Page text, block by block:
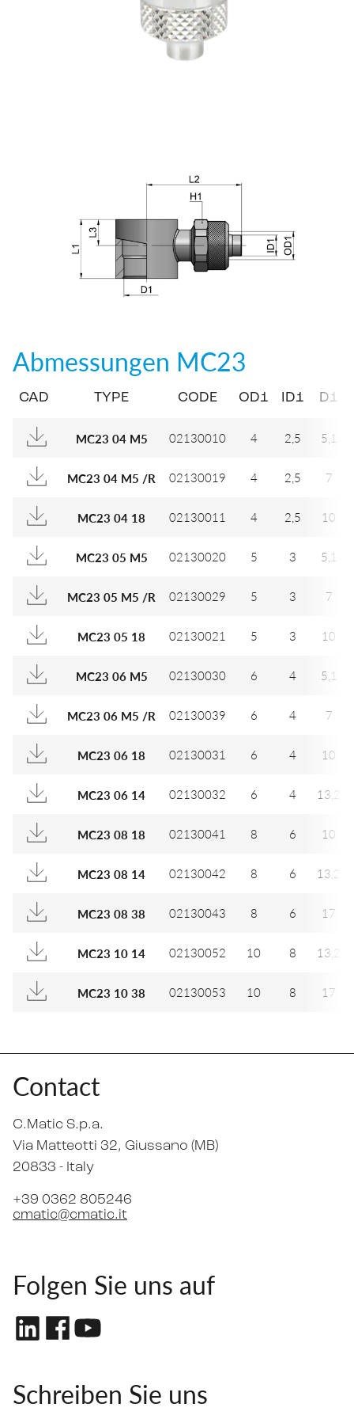
Abmessungen MC23
CAD TYPE CODE OD1 ID1 D1
MC23 04 M5 02130010 4 2,5 5,1
MC23 04 M5 /R 02130019 4 2,5 7
MC23 04 18 02130011 4 2,5 10
MC23 05 M5 02130020 5 3 5,1
MC23 05 M5 /R 02130029 5 3 7
MC23 05 18 02130021 5 3 10
MC23 06 M5 02130030 6 4 5,1
MC23 06 M5 /R 02130039 6 4 7
MC23 06 18 02130031 6 4 10
MC23 06 14 02130032 6 4 13,2
MC23 08 18 02130041 8 6 10
MC23 08 14 02130042 8 6 13,2
MC23 08 38 02130043 8 6 17
MC23 10 14 02130052 10 8 13,2
MC23 10 38 02130053 10 8 17
Contact
C.Matic S.p.a.
Via Matteotti 32, Giussano (MB)
20833 - Italy
+39 0362 805246
cmatic@cmatic.it
Folgen Sie uns auf
Schreiben Sie uns